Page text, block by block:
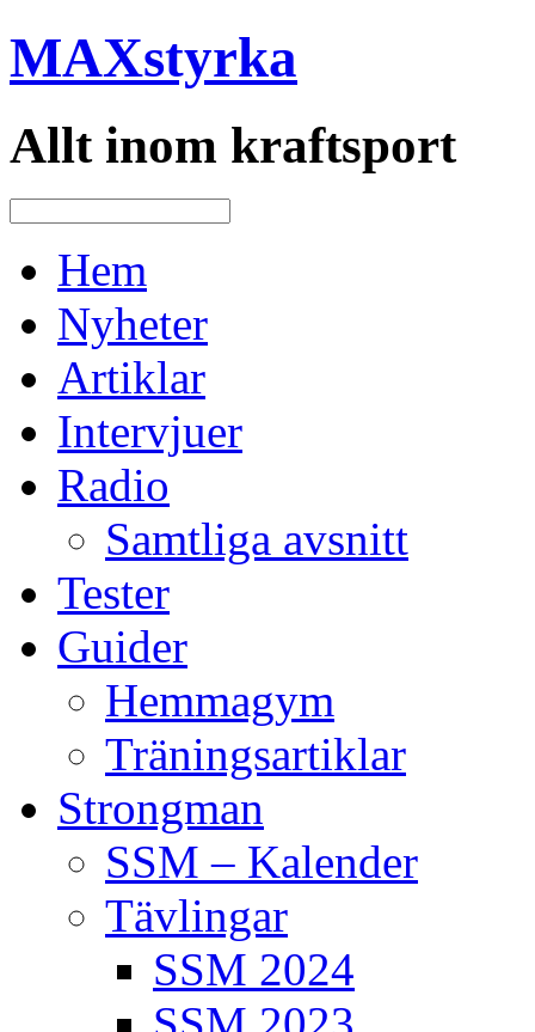
MAXstyrka
Allt inom kraftsport
Hem
Nyheter
Artiklar
Intervjuer
Radio
Samtliga avsnitt
Tester
Guider
Hemmagym
Träningsartiklar
Strongman
SSM – Kalender
Tävlingar
SSM 2024